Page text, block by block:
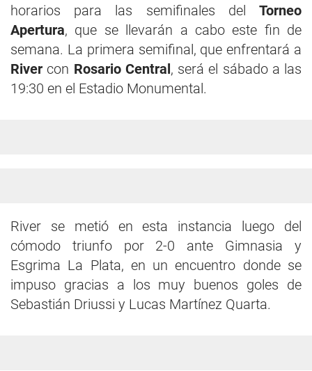
horarios para las semifinales del Torneo
Apertura, que se llevarán a cabo este fin de
semana. La primera semifinal, que enfrentará a
River con Rosario Central , será el sábado a las
19:30 en el Estadio Monumental.
River se metió en esta instancia luego del
cómodo triunfo por 2-0 ante Gimnasia y
Esgrima La Plata, en un encuentro donde se
impuso gracias a los muy buenos goles de
Sebastián Driussi y Lucas Martínez Quarta.